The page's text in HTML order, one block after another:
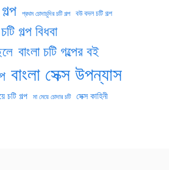
প্রথম চোদাচুদির চটি গল্প বউ বদল চটি গল্প
গল্প বিধবা
বাংলা চটি গল্পের বই
বাংলা সেক্স উপন্যাস
চটি গল্প মা মেয়ে চোদার চটি সেক্স কাহিনী